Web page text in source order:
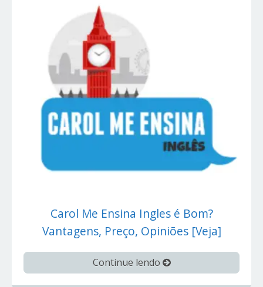
Carol Me Ensina Ingles é Bom?
Vantagens, Preço, Opiniões [Veja]
Continue lendo